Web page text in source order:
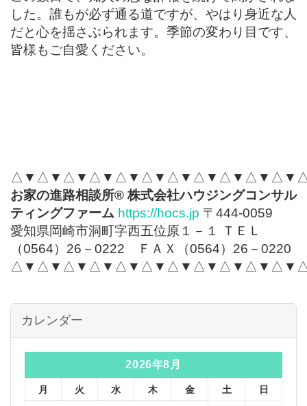
した。誰もが必ず通る道ですが、やはり身近な人
だと心を揺さぶられます。季節の変わり目です、
皆様もご自愛ください。
お家の進路相談所® 株式会社ハウジングコンサル
ティングファーム https://hocs.jp 〒444-0059
愛知県岡崎市洞町字西五位原１－１ ＴＥＬ
（0564）26－0222 ＦＡＸ（0564）26－0220
カレンダー
2026年8月
月 火 水 木 金 土 日